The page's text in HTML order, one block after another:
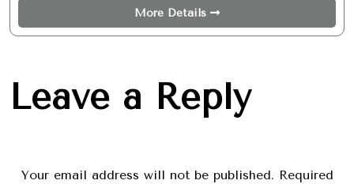
More Details
Leave a Reply
Your email address will not be published. Required